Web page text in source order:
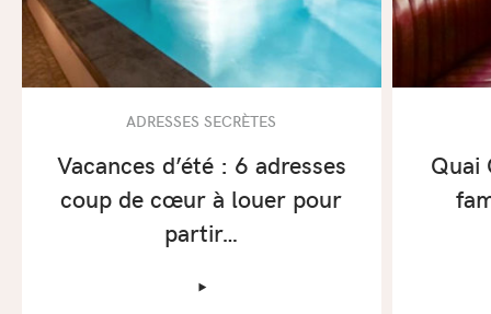
ADRESSES SECRÈTES
Vacances d’été : 6 adresses
coup de cœur à louer pour
partir…
‣
Quai